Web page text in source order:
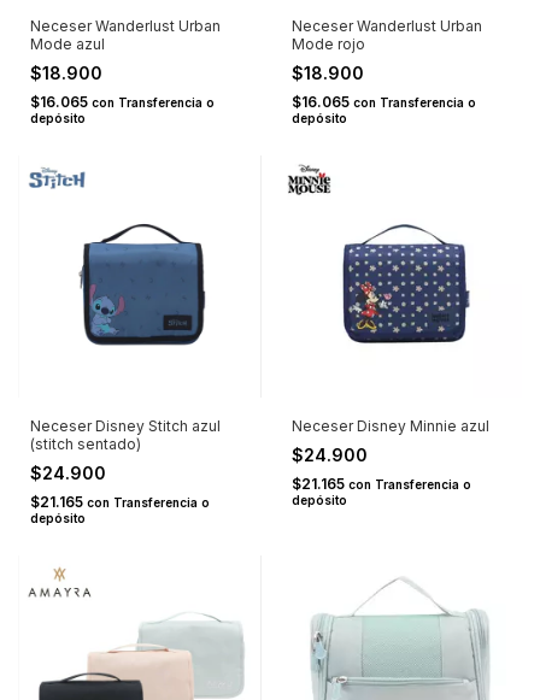
Neceser Wanderlust Urban
Mode azul
$18.900
$16.065 con Transferencia o
depósito
Neceser Wanderlust Urban
Mode rojo
$18.900
$16.065 con Transferencia o
depósito
Neceser Disney Stitch azul
(stitch sentado)
$24.900
$21.165 con Transferencia o
depósito
Neceser Disney Minnie azul
$24.900
$21.165 con Transferencia o
depósito